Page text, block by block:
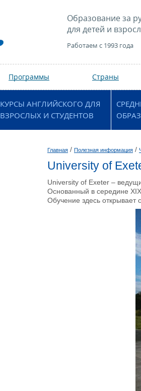
Образование за
для детей и
Работаем с 1993 года
Программы Страны
КУРСЫ АНГЛИЙСКОГО ДЛЯ
ВЗРОСЛЫХ И СТУДЕНТОВ
Главная / Полезная информация /
University of
University of Exeter –
Основанный в середине
Обучение здесь открывает